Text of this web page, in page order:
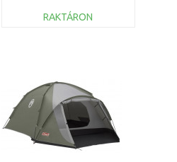
RAKTÁRON